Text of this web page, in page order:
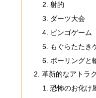
射的
ダーツ大会
ビンゴゲーム
もぐらたたき
ボーリングと
革新的なアトラ
恐怖のお化け